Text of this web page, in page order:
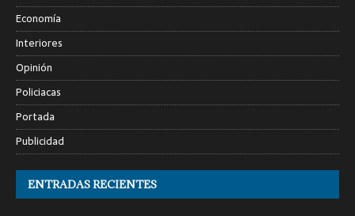
Economía
Interiores
Opinión
Policiacas
Portada
Publicidad
ENTRADAS RECIENTES